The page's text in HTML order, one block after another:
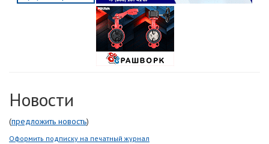
Новости
(предложить новость)
Оформить подписку на печатный журнал